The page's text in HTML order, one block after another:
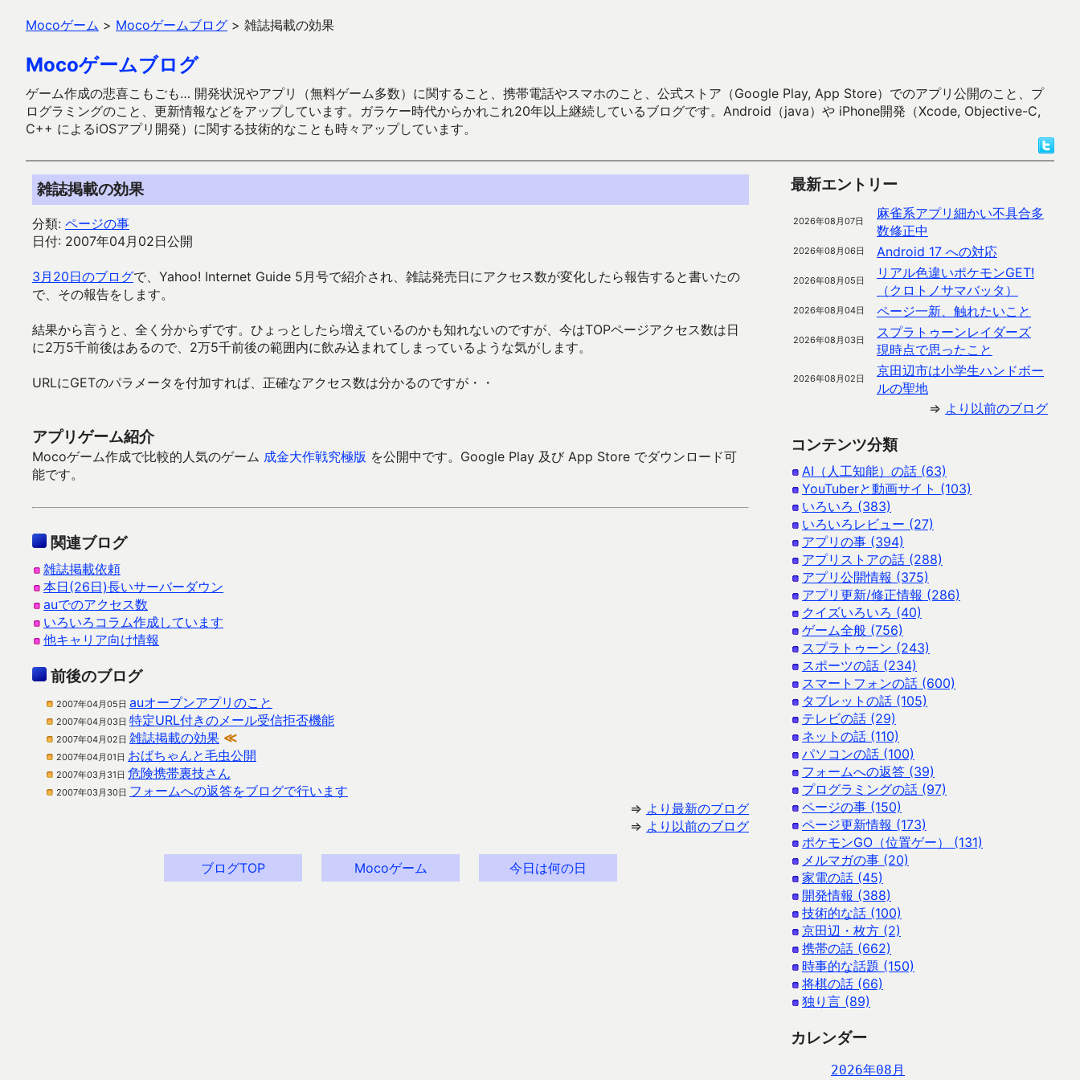
Mocoゲーム > Mocoゲームブログ > 雑誌掲載の効果
Mocoゲームブログ
ゲーム作成の悲喜こもごも… 開発状況やアプリ（無料ゲーム多数）に関すること、携帯電話やスマホのこと、公式ストア（Google Play, App Store）でのアプリ公開のこと、プ
ログラミングのこと、更新情報などをアップしています。ガラケー時代からかれこれ20年以上継続しているブログです。Android（java）や iPhone開発（Xcode, Objective-C,
C++ によるiOSアプリ開発）に関する技術的なことも時々アップしています。
雑誌掲載の効果
分類: ページの事
日付: 2007年04月02日公開
3月20日のブログで、Yahoo! Internet Guide 5月号で紹介され、雑誌発売日にアクセス数が変化したら報告すると書いたの
で、その報告をします。
結果から言うと、全く分からずです。ひょっとしたら増えているのかも知れないのですが、今はTOPページアクセス数は日
に2万5千前後はあるので、2万5千前後の範囲内に飲み込まれてしまっているような気がします。
URLにGETのパラメータを付加すれば、正確なアクセス数は分かるのですが・・
アプリゲーム紹介
Mocoゲーム作成で比較的人気のゲーム 成金大作戦究極版 を公開中です。Google Play 及び App Store でダウンロード可
能です。
関連ブログ
雑誌掲載依頼
本日(26日)長いサーバーダウン
auでのアクセス数
いろいろコラム作成しています
他キャリア向け情報
前後のブログ
2007年04月05日 auオープンアプリのこと
2007年04月03日 特定URL付きのメール受信拒否機能
2007年04月02日 雑誌掲載の効果 ≪
2007年04月01日 おばちゃんと毛虫公開
2007年03月31日 危険携帯裏技さん
2007年03月30日 フォームへの返答をブログで行います
⇒ より最新のブログ
⇒ より以前のブログ
ブログTOP Mocoゲーム 今日は何の日
最新エントリー
2026年08月07日
麻雀系アプリ細かい不具合多
数修正中
2026年08月06日 Android 17 への対応
2026年08月05日
リアル色違いポケモンGET!
（クロトノサマバッタ）
2026年08月04日 ページ一新、触れたいこと
2026年08月03日
スプラトゥーンレイダーズ
現時点で思ったこと
2026年08月02日
京田辺市は小学生ハンドボー
ルの聖地
⇒ より以前のブログ
コンテンツ分類
AI（人工知能）の話 (63)
YouTuberと動画サイト (103)
いろいろ (383)
いろいろレビュー (27)
アプリの事 (394)
アプリストアの話 (288)
アプリ公開情報 (375)
アプリ更新/修正情報 (286)
クイズいろいろ (40)
ゲーム全般 (756)
スプラトゥーン (243)
スポーツの話 (234)
スマートフォンの話 (600)
タブレットの話 (105)
テレビの話 (29)
ネットの話 (110)
パソコンの話 (100)
フォームへの返答 (39)
プログラミングの話 (97)
ページの事 (150)
ページ更新情報 (173)
ポケモンGO（位置ゲー） (131)
メルマガの事 (20)
家電の話 (45)
開発情報 (388)
技術的な話 (100)
京田辺・枚方 (2)
携帯の話 (662)
時事的な話題 (150)
将棋の話 (66)
独り言 (89)
カレンダー
2026年08月